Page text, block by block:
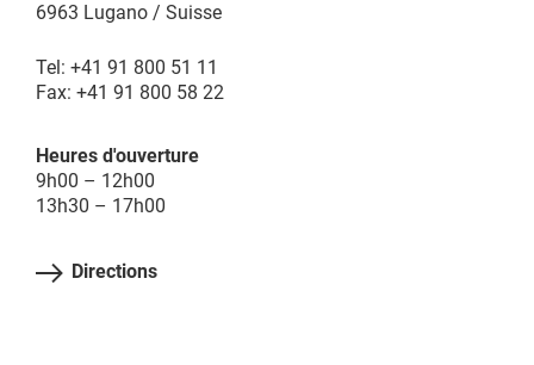
6963 Lugano / Suisse
Tel: +41 91 800 51 11
Fax: +41 91 800 58 22
Heures d'ouverture
9h00 – 12h00
13h30 – 17h00
Directions